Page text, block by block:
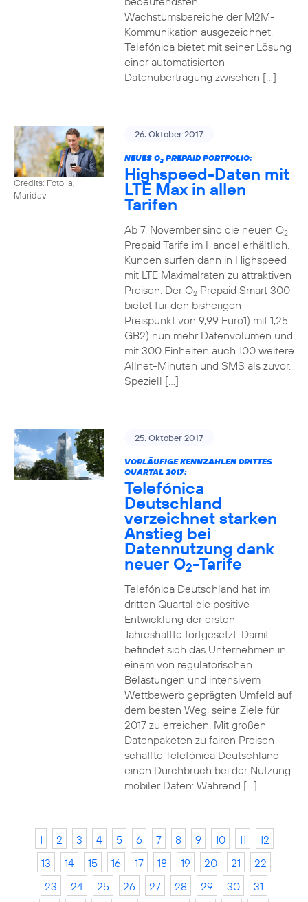
Wachstumsbereiche der M2M-
Kommunikation ausgezeichnet.
Telefónica bietet mit seiner Lösung
einer automatisierten
Datenübertragung zwischen […]
Credits: Fotolia,
Maridav
26. Oktober 2017
NEUES O2PREPAID PORTFOLIO:
Highspeed-Daten mit
LTE Max in allen
Tarifen
Ab 7. November sind die neuen O2
Prepaid Tarife im Handel erhältlich.
Kunden surfen dann in Highspeed
mit LTE Maximalraten zu attraktiven
Preisen: Der O2Prepaid Smart 300
bietet für den bisherigen
Preispunkt von 9,99 Euro1) mit 1,25
GB2) nun mehr Datenvolumen und
mit 300 Einheiten auch 100 weitere
Allnet-Minuten und SMS als zuvor.
Speziell […]
25. Oktober 2017
VORLÄUFIGE KENNZAHLEN DRITTES
QUARTAL 2017:
Telefónica
Deutschland
verzeichnet starken
Anstieg bei
Datennutzung dank
neuer O2-Tarife
Telefónica Deutschland hat im
dritten Quartal die positive
Entwicklung der ersten
Jahreshälfte fortgesetzt. Damit
befindet sich das Unternehmen in
einem von regulatorischen
Belastungen und intensivem
Wettbewerb geprägten Umfeld auf
dem besten Weg, seine Ziele für
2017 zu erreichen. Mit großen
Datenpaketen zu fairen Preisen
schaffte Telefónica Deutschland
einen Durchbruch bei der Nutzung
mobiler Daten: Während […]
1 2 3 4 5 6 7 8 9 10 11
12
13
14 15 16 17 18 19 20 21
22
23
24 25 26 27 28 29 30
31